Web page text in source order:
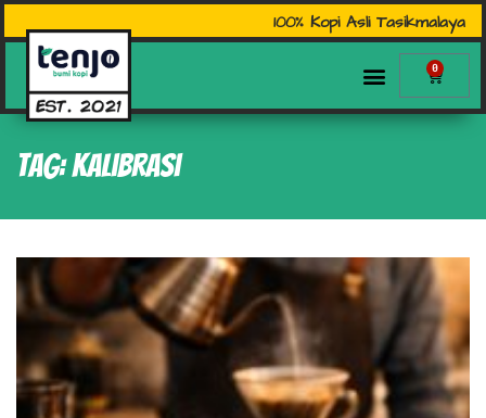
100% Kopi Asli Tasikmalaya
0
Tag: kalibrasi